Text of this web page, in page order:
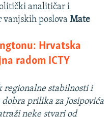
analitičar i
poslova Mate
Hrvatska
radom ICTY
regionalne stabilnosti i
prilika za Josipovića
neke stvari od